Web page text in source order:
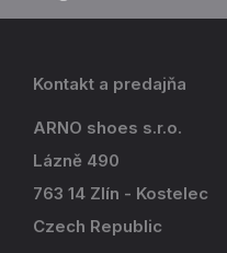
Kontakt a predajňa
ARNO shoes s.r.o.
Lázně 490
763 14 Zlín - Kostelec
Czech Republic